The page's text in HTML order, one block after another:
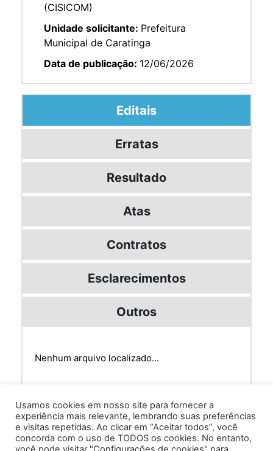
(CISICOM)
Unidade solicitante: Prefeitura
Municipal de Caratinga
Data de publicação: 12/06/2026
Editais
Erratas
Resultado
Atas
Contratos
Esclarecimentos
Outros
Nenhum arquivo localizado...
Usamos cookies em nosso site para fornecer a
experiência mais relevante, lembrando suas preferências
e visitas repetidas. Ao clicar em “Aceitar todos”, você
concorda com o uso de TODOS os cookies. No entanto,